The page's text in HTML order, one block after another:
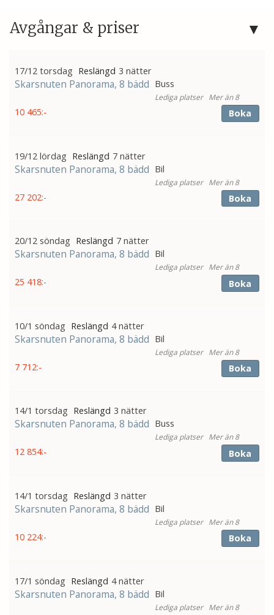
Avgångar & priser
17/12 torsdag 3 nätter
Skarsnuten Panorama, 8 bädd Buss
Mer än 8
10 465:- Boka
19/12 lördag 7 nätter
Skarsnuten Panorama, 8 bädd Bil
Mer än 8
27 202:- Boka
20/12 söndag 7 nätter
Skarsnuten Panorama, 8 bädd Bil
Mer än 8
25 418:- Boka
10/1 söndag 4 nätter
Skarsnuten Panorama, 8 bädd Bil
Mer än 8
7 712:- Boka
14/1 torsdag 3 nätter
Skarsnuten Panorama, 8 bädd Buss
Mer än 8
12 854:- Boka
14/1 torsdag 3 nätter
Skarsnuten Panorama, 8 bädd Bil
Mer än 8
10 224:- Boka
17/1 söndag 4 nätter
Skarsnuten Panorama, 8 bädd Bil
Mer än 8